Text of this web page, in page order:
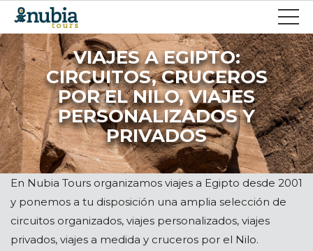
VIAJES A EGIPTO:
CIRCUITOS, CRUCEROS
POR EL NILO, VIAJES
PERSONALIZADOS Y
PRIVADOS
En Nubia Tours organizamos viajes a Egipto desde 2001
y ponemos a tu disposición una amplia selección de
circuitos organizados, viajes personalizados, viajes
privados, viajes a medida y cruceros por el Nilo.